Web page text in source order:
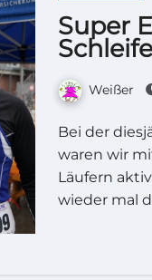
Super
Weißer
Bei der diesjährigen Sandkruger Schleife 2016
waren wir
Läufern
wieder mal